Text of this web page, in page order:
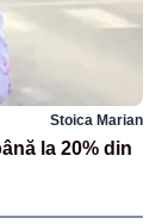
Stoica Marian
la 20% din